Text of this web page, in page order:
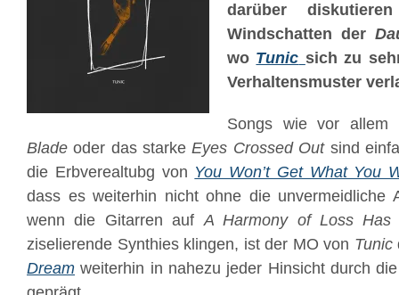
darüber
Windschatten der
wo Tunic sich zu
Verhaltensmuster
Songs wie vor allem
Blade oder das starkeEyes Crossed Outsind
die Erbverealtubg von You Won’t Get What You
dass es weiterhin nicht ohne die unvermeidliche
wenn die Gitarren aufA Harmony of Loss Has
ziselierende Synthies klingen, ist der MO von Tunic
Dream weiterhin in nahezu jeder Hinsicht durch